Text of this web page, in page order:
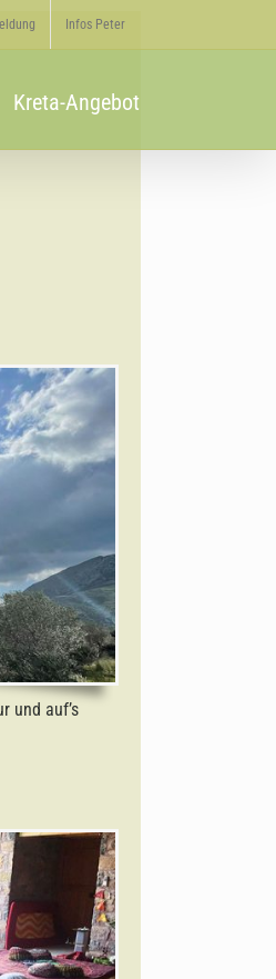
Infos Peter
Kreta-Angebot
und auf’s